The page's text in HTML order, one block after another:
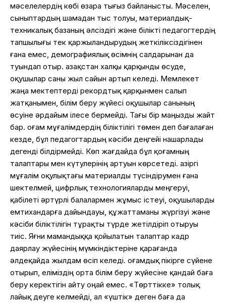
мәселелердің көбі өзара тығыз байланысты. Мәселен,
сыныптардың шамадан тыс толуы, материалдық-
техникалық базаның әлсіздігі және білікті педагогтердің
тапшылығы тек қаржыландырудың жеткіліксіздігінен
ғана емес, демографиялық өсімнің салдарынан да
туындап отыр. Қазақстан халқы қарқынды өсуде,
оқушылар саны жыл сайын артып келеді. Мемлекет
жаңа мектептерді рекордтық қарқынмен салып
жатқанымен, білім беру жүйесі оқушылар санының
өсуіне әрдайым ілесе бермейді. Тағы бір маңызды жайт
бар. Қоғам мұғалімдердің біліктілігі төмен деп бағалаған
кезде, бұл педагогтардың кәсіби деңгейі нашарлады
дегенді білдірмейді. Көп жағдайда бұл қоғамның
талаптары мен күтулерінің артуын көрсетеді. Қазіргі
мұғалім оқулықтағы материалды түсіндірумен ғана
шектелмей, цифрлық технологияларды меңгеруі,
қабілеті әртүрлі балалармен жұмыс істеуі, оқушыларды
емтихандарға дайындауы, құжаттаманы жүргізуі және
кәсіби біліктілігін тұрақты түрде жетілдіріп отыруы
тиіс. Яғни мамандыққа қойылатын талаптар кадр
даярлау жүйесінің мүмкіндіктеріне қарағанда
әлдеқайда жылдам өсіп келеді. Қоғамдық пікірге сүйене
отырып, еліміздің орта білім беру жүйесіне қандай баға
беру керектігін айту оңай емес. «Төрттікке» толық
лайық деуге келмейді, ал «үштік» деген баға да